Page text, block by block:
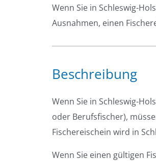
Wenn Sie in Schleswig-
Ausnahmen, einen
Beschreibung
Wenn Sie in Schleswig-
oder Berufsfischer),
Fischereischein wird in
Wenn Sie einen gültigen